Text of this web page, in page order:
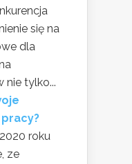
się na
dla
tylko...
roku
ze